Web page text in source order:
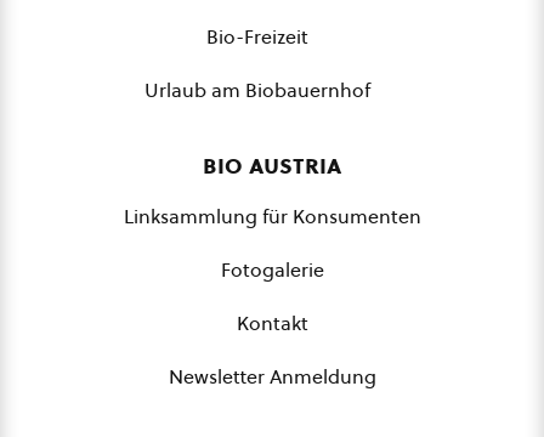
Bio-Freizeit
Urlaub am Biobauernhof
bio austria
Linksammlung für Konsumenten
Fotogalerie
Kontakt
Newsletter Anmeldung